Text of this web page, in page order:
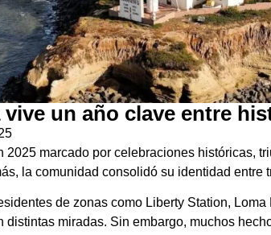
un año clave entre
2025 marcado por celebraciones históricas,
la comunidad consolidó su identidad
de zonas como Liberty Station,
distintas miradas. Sin embargo, muchos